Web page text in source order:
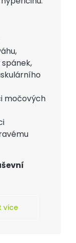
močových
více